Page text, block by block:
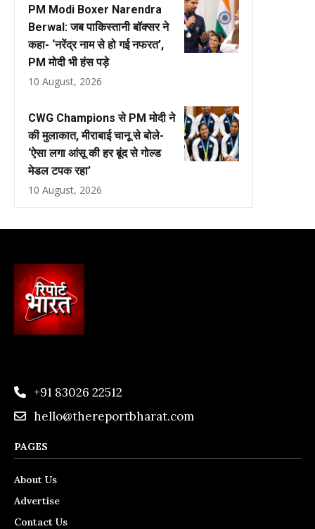
PM Modi Boxer Narendra
Berwal: जब पाकिस्तानी बॉक्सर ने
कहा- ‘नरेंद्र नाम से हो गई नफरत’,
PM मोदी भी हंस पड़े
10 August, 2026
CWG Champions से PM मोदी ने
की मुलाकात, मीराबाई चानू से बोले-
‘ऐसा लगा आंसू की हर बूंद से गोल्ड
मेडल टपक रहा’
10 August, 2026
+91 83026 22512
hello@thereportbharat.com
PAGES
About Us
Advertise
Contact Us